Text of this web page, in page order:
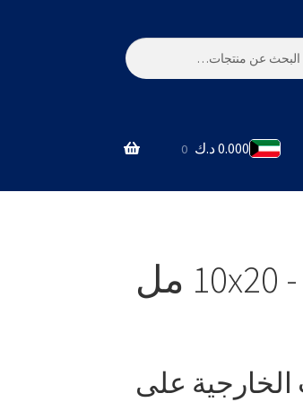
0.000د.ك 0
مارنيز مانفيوكس كيو 10 - 10x20 مل
على